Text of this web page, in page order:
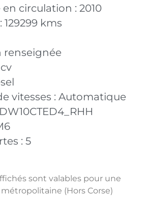
circulation : 2010
129299 kms
renseignée
vitesses : Automatique
DW10CTED4_RHH
: 5
sont valables pour une
(Hors Corse)